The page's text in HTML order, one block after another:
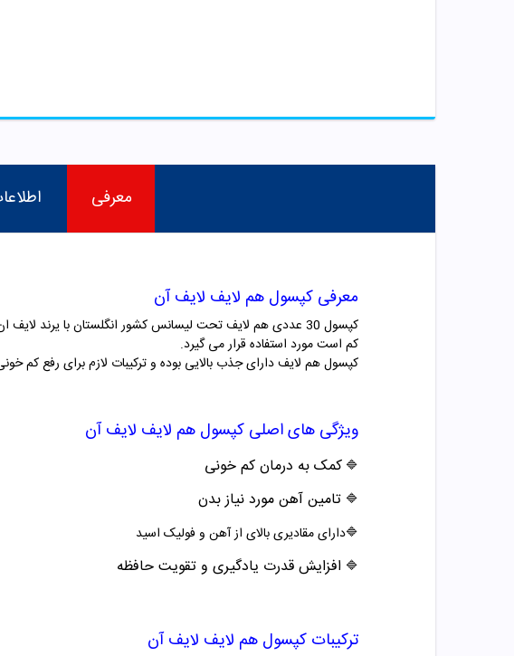
معرفی
معرفی کپسول هم لایف لایف آن
کپسول 30 عددی هم لایف تحت لیسانس کشور انگلستان با
کم است مورد استفاده قرار می گیرد.
کپسول هم لایف دارای جذب بالایی بوده و ترکیبات لازم برای رفع کم
ویژگی های اصلی کپسول هم لایف لایف آن
🔷 کمک به درمان کم خونی
🔷 تامین آهن مورد نیاز بدن
🔷دارای مقادیری بالای از آهن و فولیک اسید
🔷 افزایش قدرت یادگیری و تقویت حافظه
ترکیبات کپسول هم لایف لایف آن